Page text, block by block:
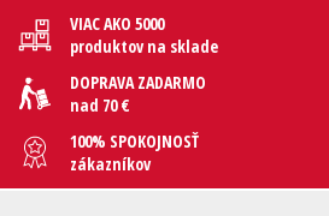
VIAC AKO 5000
produktov na sklade
DOPRAVA ZADARMO
nad 70 €
100% SPOKOJNOSŤ
zákazníkov